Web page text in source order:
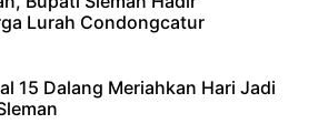
Lurah Condongcatur
15 Dalang Meriahkan Hari Jadi